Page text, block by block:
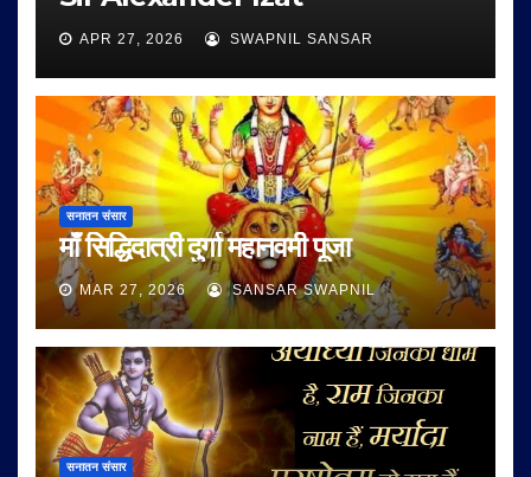
APR 27, 2026 SWAPNIL SANSAR
सनातन संसार
माँ सिद्धिदात्री दुर्गा महानवमी पूजा
MAR 27, 2026 SANSAR SWAPNIL
सनातन संसार